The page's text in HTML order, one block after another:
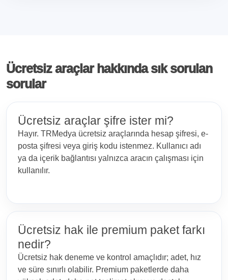
Ücretsiz araçlar hakkında sık sorulan
sorular
Ücretsiz araçlar şifre ister mi?
Hayır. TRMedya ücretsiz araçlarında hesap şifresi, e-
posta şifresi veya giriş kodu istenmez. Kullanıcı adı
ya da içerik bağlantısı yalnızca aracın çalışması için
kullanılır.
Ücretsiz hak ile premium paket farkı
nedir?
Ücretsiz hak deneme ve kontrol amaçlıdır; adet, hız
ve süre sınırlı olabilir. Premium paketlerde daha